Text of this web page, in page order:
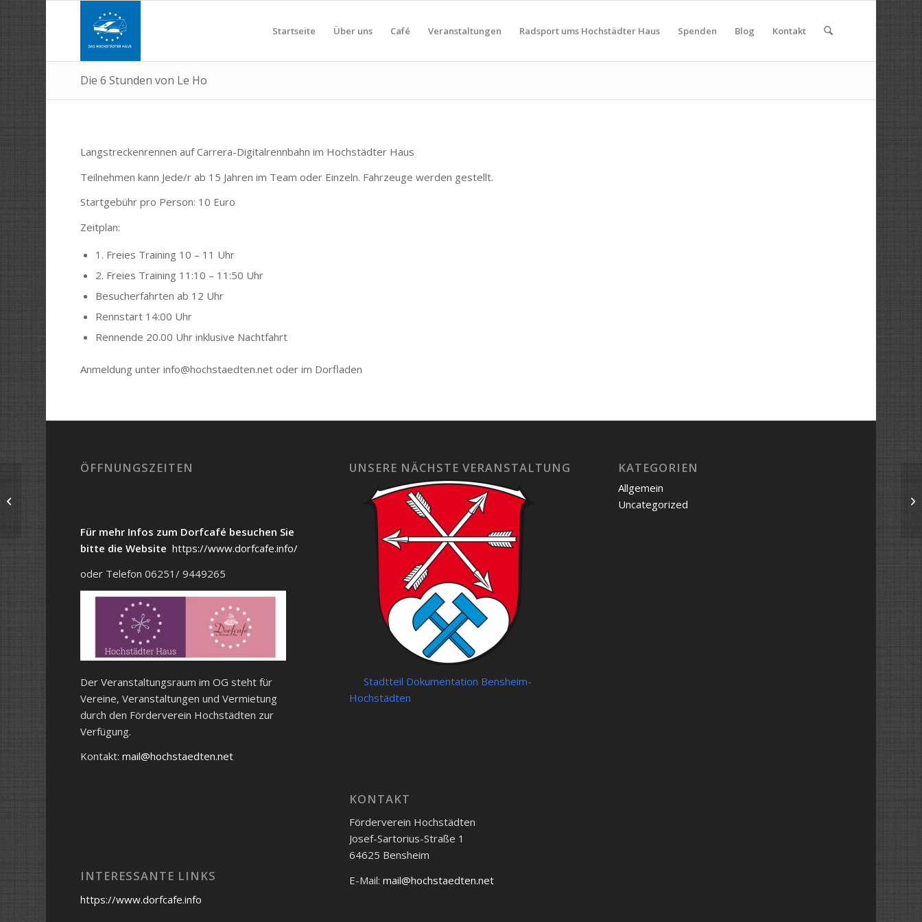
Startseite Über uns Café Veranstaltungen Radsport ums Hochstädter Haus Spenden Blog Kontakt
Die 6 Stunden von Le Ho
Langstreckenrennen auf Carrera-Digitalrennbahn im Hochstädter Haus
Teilnehmen kann Jede/r ab 15 Jahren im Team oder Einzeln. Fahrzeuge werden gestellt.
Startgebühr pro Person: 10 Euro
Zeitplan:
1. Freies Training 10 – 11 Uhr
2. Freies Training 11:10 – 11:50 Uhr
Besucherfahrten ab 12 Uhr
Rennstart 14:00 Uhr
Rennende 20.00 Uhr inklusive Nachtfahrt
Anmeldung unter info@hochstaedten.net oder im Dorfladen
ÖFFNUNGSZEITEN
Für mehr Infos zum Dorfcafé besuchen Sie
bitte die Website https://www.dorfcafe.info/
oder Telefon 06251/ 9449265
Der Veranstaltungsraum im OG steht für
Vereine, Veranstaltungen und Vermietung
durch den Förderverein Hochstädten zur
Verfügung.
Kontakt:mail@hochstaedten.net
INTERESSANTE LINKS
https://www.dorfcafe.info
UNSERE NÄCHSTE VERANSTALTUNG
Stadtteil Dokumentation Bensheim-
Hochstädten
KONTAKT
Förderverein Hochstädten
Josef-Sartorius-Straße 1
64625 Bensheim
E-Mail:mail@hochstaedten.net
KATEGORIEN
Allgemein
Uncategorized